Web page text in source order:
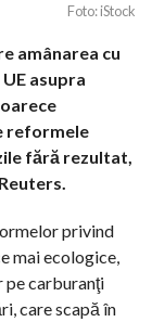
Foto: iStock
amânarea cu
asupra
reformele
fără rezultat,
privind
mai ecologice,
pe carburanţi
care scapă în